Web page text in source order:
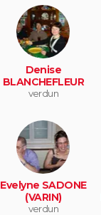
Denise
BLANCHEFLEUR
verdun
Evelyne SADONE
(VARIN)
verdun